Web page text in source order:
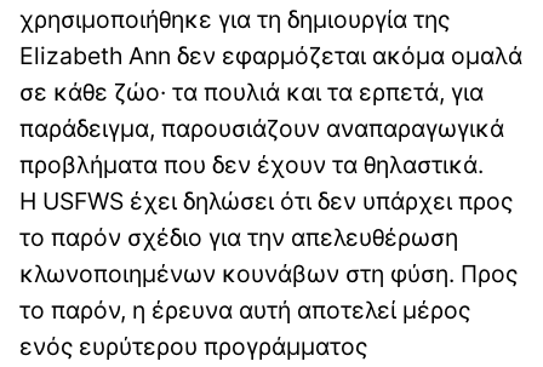
χρησιμοποιήθηκε για τη δημιουργία της
Elizabeth Ann δεν εφαρμόζεται ακόμα ομαλά
σε κάθε ζώο· τα πουλιά και τα ερπετά, για
παράδειγμα, παρουσιάζουν αναπαραγωγικά
προβλήματα που δεν έχουν τα θηλαστικά.
Η USFWS έχει δηλώσει ότι δεν υπάρχει προς
το παρόν σχέδιο για την απελευθέρωση
κλωνοποιημένων κουνάβων στη φύση. Προς
το παρόν, η έρευνα αυτή αποτελεί μέρος
ενός ευρύτερου προγράμματος